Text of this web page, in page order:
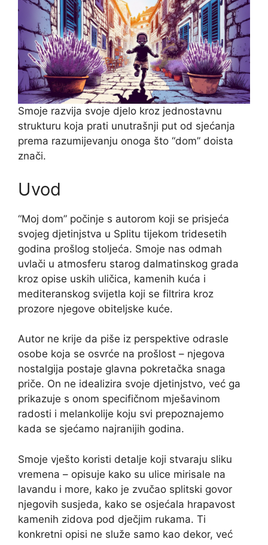
Smoje razvija svoje djelo kroz jednostavnu
strukturu koja prati unutrašnji put od sjećanja
prema razumijevanju onoga što “dom” doista
znači.
Uvod
“Moj dom” počinje s autorom koji se prisjeća
svojeg djetinjstva u Splitu tijekom tridesetih
godina prošlog stoljeća. Smoje nas odmah
uvlači u atmosferu starog dalmatinskog grada
kroz opise uskih uličica, kamenih kuća i
mediteranskog svijetla koji se filtrira kroz
prozore njegove obiteljske kuće.
Autor ne krije da piše iz perspektive odrasle
osobe koja se osvrće na prošlost – njegova
nostalgija postaje glavna pokretačka snaga
priče. On ne idealizira svoje djetinjstvo, već ga
prikazuje s onom specifičnom mješavinom
radosti i melankolije koju svi prepoznajemo
kada se sjećamo najranijih godina.
Smoje vješto koristi detalje koji stvaraju sliku
vremena – opisuje kako su ulice mirisale na
lavandu i more, kako je zvučao splitski govor
njegovih susjeda, kako se osjećala hrapavost
kamenih zidova pod dječjim rukama. Ti
konkretni opisi ne služe samo kao dekor, već